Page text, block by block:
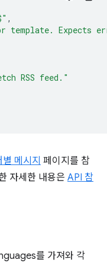
,
template. Expects
RSS feed."
별 메시지 페이지를 참
자세한 내용은 API 참
를 가져와 각